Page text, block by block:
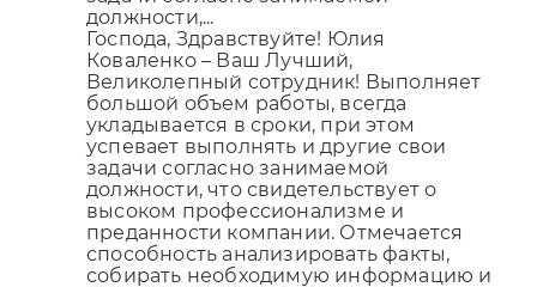
должности,...
Господа, Здравствуйте! Юлия
Коваленко – Ваш Лучший,
Великолепный сотрудник! Выполняет
большой объем работы, всегда
укладывается в сроки, при этом
успевает выполнять и другие свои
задачи согласно занимаемой
должности, что свидетельствует о
высоком профессионализме и
преданности компании. Отмечается
способность анализировать факты,
собирать необходимую информацию и
Отправляя форму, Вы принимаетеполитику
конфиденциальности